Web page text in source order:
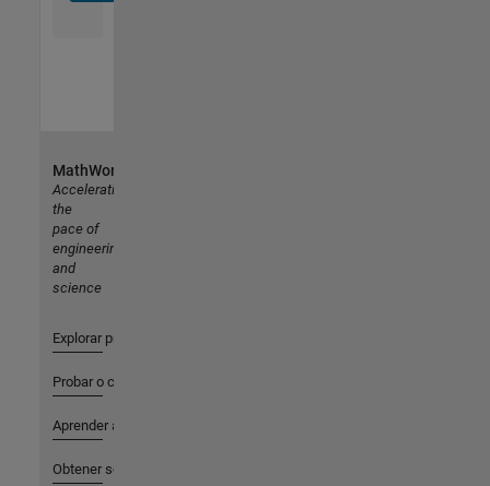
MathWorks
Accelerating
the
pace of
engineering
and
science
Explorar productos
Probar o comprar
Aprender a utilizar
Obtener soporte